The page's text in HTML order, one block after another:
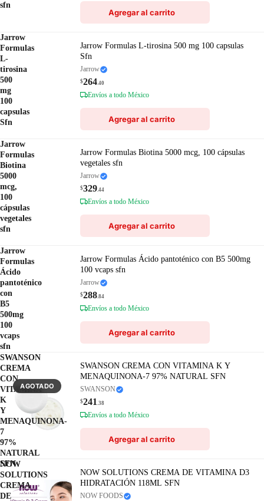
sfn
Agregar al carrito
Jarrow
Formulas
L-
tirosina
500
mg
100
capsulas
Sfn
Jarrow Formulas L-tirosina 500 mg 100 capsulas
Sfn
Jarrow
$264.40
Envíos a todo México
Agregar al carrito
Jarrow
Formulas
Biotina
5000
mcg,
100
cápsulas
vegetales
sfn
Jarrow Formulas Biotina 5000 mcg, 100 cápsulas
vegetales sfn
Jarrow
$329.44
Envíos a todo México
Agregar al carrito
Jarrow
Formulas
Ácido
pantoténico
con
B5
500mg
100
vcaps
sfn
Jarrow Formulas Ácido pantoténico con B5 500mg
100 vcaps sfn
Jarrow
$288.84
Envíos a todo México
Agregar al carrito
SWANSON
CREMA
CON
VITAMINA
K
Y
MENAQUINONA-
7
97%
NATURAL
SFN
AGOTADO
SWANSON CREMA CON VITAMINA K Y
MENAQUINONA-7 97% NATURAL SFN
SWANSON
$241.38
Envíos a todo México
Agregar al carrito
NOW
SOLUTIONS
CREMA
DE
NOW SOLUTIONS CREMA DE VITAMINA D3
HIDRATACIÓN 118ML SFN
NOW FOODS